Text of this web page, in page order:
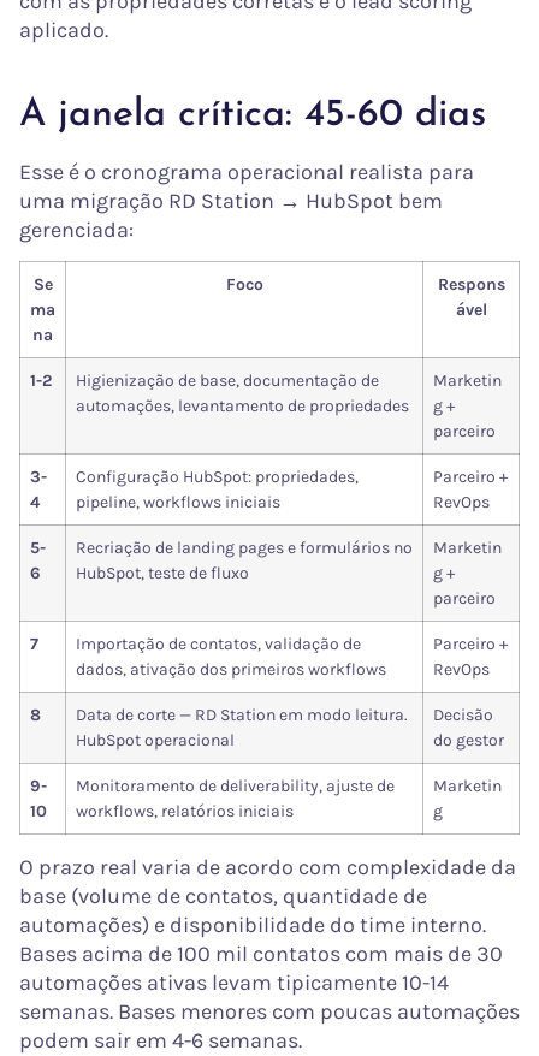
aplicado.
A janela crítica: 45-60 dias
Esse é o cronograma operacional realista para
uma migração RD Station → HubSpot bem
gerenciada:
Se
ma
na
Foco
Respons
ável
1-2
Higienização de base, documentação de
automações, levantamento de propriedades
Marketin
g +
parceiro
3-
4
Configuração HubSpot: propriedades,
pipeline, workflows iniciais
Parceiro +
RevOps
5-
6
Recriação de landing pages e formulários no
HubSpot, teste de fluxo
Marketin
g +
parceiro
7
Importação de contatos, validação de
dados, ativação dos primeiros workflows
Parceiro +
RevOps
8
Data de corte — RD Station em modo leitura.
HubSpot operacional
Decisão
do gestor
9-
10
Monitoramento de deliverability, ajuste de
workflows, relatórios iniciais
Marketin
g
O prazo real varia de acordo com complexidade da
base (volume de contatos, quantidade de
automações) e disponibilidade do time interno.
Bases acima de 100 mil contatos com mais de 30
automações ativas levam tipicamente 10-14
semanas. Bases menores com poucas automações
podem sair em 4-6 semanas.